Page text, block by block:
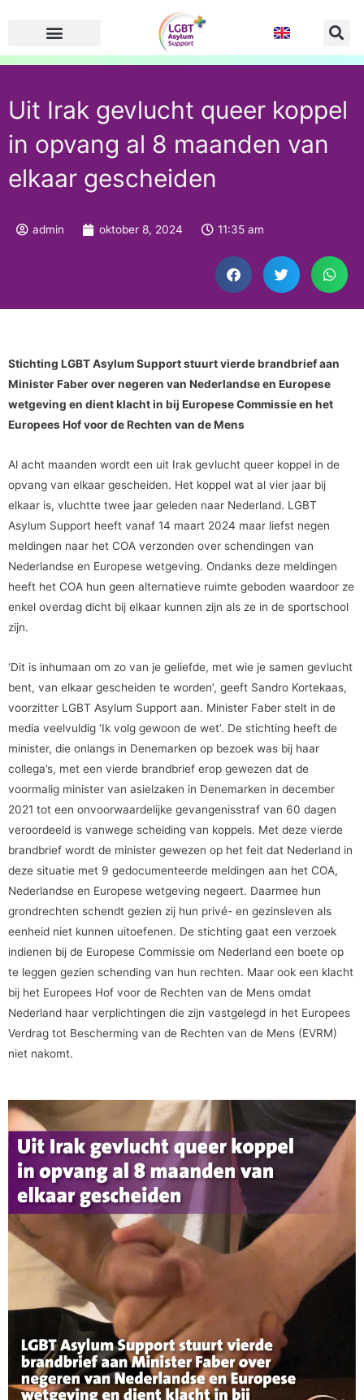
Uit Irak gevlucht queer koppel
in opvang al 8 maanden van
elkaar gescheiden
admin oktober 8, 2024 11:35 am
Stichting LGBT Asylum Support stuurt vierde brandbrief aan
Minister Faber over negeren van Nederlandse en Europese
wetgeving en dient klacht in bij Europese Commissie en het
Europees Hof voor de Rechten van de Mens
Al acht maanden wordt een uit Irak gevlucht queer koppel in de
opvang van elkaar gescheiden. Het koppel wat al vier jaar bij
elkaar is, vluchtte twee jaar geleden naar Nederland. LGBT
Asylum Support heeft vanaf 14 maart 2024 maar liefst negen
meldingen naar het COA verzonden over schendingen van
Nederlandse en Europese wetgeving. Ondanks deze meldingen
heeft het COA hun geen alternatieve ruimte geboden waardoor ze
enkel overdag dicht bij elkaar kunnen zijn als ze in de sportschool
zijn.
‘Dit is inhumaan om zo van je geliefde, met wie je samen gevlucht
bent, van elkaar gescheiden te worden’, geeft Sandro Kortekaas,
voorzitter LGBT Asylum Support aan. Minister Faber stelt in de
media veelvuldig ‘Ik volg gewoon de wet’. De stichting heeft de
minister, die onlangs in Denemarken op bezoek was bij haar
collega’s, met een vierde brandbrief erop gewezen dat de
voormalig minister van asielzaken in Denemarken in december
2021 tot een onvoorwaardelijke gevangenisstraf van 60 dagen
veroordeeld is vanwege scheiding van koppels. Met deze vierde
brandbrief wordt de minister gewezen op het feit dat Nederland in
deze situatie met 9 gedocumenteerde meldingen aan het COA,
Nederlandse en Europese wetgeving negeert. Daarmee hun
grondrechten schendt gezien zij hun privé- en gezinsleven als
eenheid niet kunnen uitoefenen. De stichting gaat een verzoek
indienen bij de Europese Commissie om Nederland een boete op
te leggen gezien schending van hun rechten. Maar ook een klacht
bij het Europees Hof voor de Rechten van de Mens omdat
Nederland haar verplichtingen die zijn vastgelegd in het Europees
Verdrag tot Bescherming van de Rechten van de Mens (EVRM)
niet nakomt.